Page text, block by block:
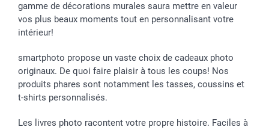
Chèque Cadeau
Investor Relations
B2B smartbusiness
Mariage
Fête d'anniversaire
Tous les évènements
Modes de Paiement
Identifiez-vous
Statut de ma commande
smarfriends
smartgarantie
smartbonus
gamme de décorations murales saura mettre en valeur
vos plus beaux moments tout en personnalisant votre
intérieur!
smartphoto propose un vaste choix de cadeaux photo
originaux. De quoi faire plaisir à tous les coups! Nos
produits phares sont notamment les tasses, coussins et
t-shirts personnalisés.
Les livres photo racontent votre propre histoire. Faciles à